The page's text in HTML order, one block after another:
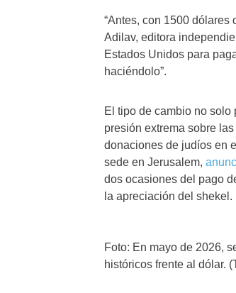
“Antes, con 1500 dólares
Adilav, editora
Estados Unidos para
haciéndolo”.
El tipo de cambio no
presión extrema sobre
donaciones de judíos en
sede en Jerusalem,
dos ocasiones del pago
la apreciación del shekel.
Foto: En mayo de 2026,
históricos frente al dólar.